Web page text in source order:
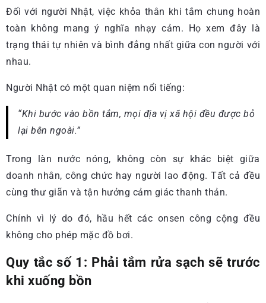
Đối với người Nhật, việc khỏa thân khi tắm chung hoàn
toàn không mang ý nghĩa nhạy cảm. Họ xem đây là
trạng thái tự nhiên và bình đẳng nhất giữa con người với
nhau.
Người Nhật có một quan niệm nổi tiếng:
“Khi bước vào bồn tắm, mọi địa vị xã hội đều được bỏ
lại bên ngoài.”
Trong làn nước nóng, không còn sự khác biệt giữa
doanh nhân, công chức hay người lao động. Tất cả đều
cùng thư giãn và tận hưởng cảm giác thanh thản.
Chính vì lý do đó, hầu hết các onsen công cộng đều
không cho phép mặc đồ bơi.
Quy tắc số 1: Phải tắm rửa sạch sẽ trước
khi xuống bồn